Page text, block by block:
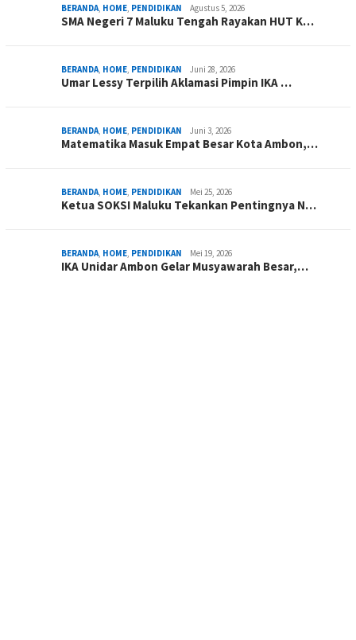
BERANDA, HOME, PENDIDIKAN Agustus 5, 2026
SMA Negeri 7 Maluku Tengah Rayakan HUT K…
BERANDA, HOME, PENDIDIKAN Juni 28, 2026
Umar Lessy Terpilih Aklamasi Pimpin IKA …
BERANDA, HOME, PENDIDIKAN Juni 3, 2026
Matematika Masuk Empat Besar Kota Ambon,…
BERANDA, HOME, PENDIDIKAN Mei 25, 2026
Ketua SOKSI Maluku Tekankan Pentingnya N…
BERANDA, HOME, PENDIDIKAN Mei 19, 2026
IKA Unidar Ambon Gelar Musyawarah Besar,…